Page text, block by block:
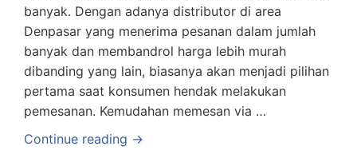
banyak. Dengan adanya distributor di area
Denpasar yang menerima pesanan dalam jumlah
banyak dan membandrol harga lebih murah
dibanding yang lain, biasanya akan menjadi pilihan
pertama saat konsumen hendak melakukan
pemesanan. Kemudahan memesan via …
Continue reading →